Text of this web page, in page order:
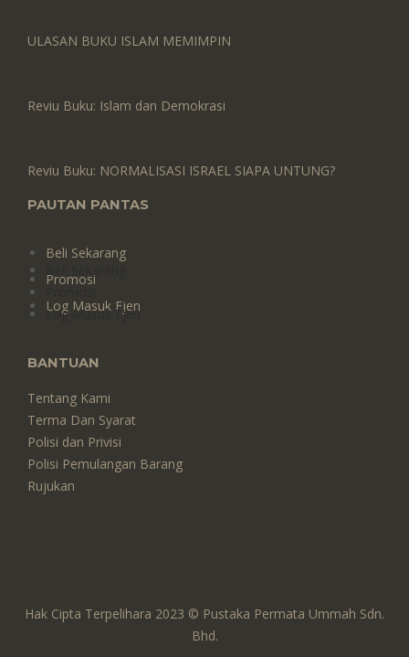
ULASAN BUKU ISLAM MEMIMPIN
Reviu Buku: Islam dan Demokrasi
Reviu Buku: NORMALISASI ISRAEL SIAPA UNTUNG?
PAUTAN PANTAS
Beli Sekarang
Promosi
Log Masuk Ejen
Log Masuk Ejen
BANTUAN
Tentang Kami
Terma Dan Syarat
Polisi dan Privisi
Polisi Pemulangan Barang
Rujukan
Hak Cipta Terpelihara 2023 © Pustaka Permata Ummah Sdn.
Bhd.